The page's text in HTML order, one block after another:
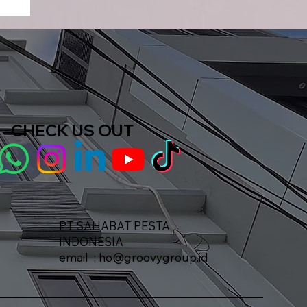
CHECK US OUT
PT SAHABAT PESTA
INDONESIA​
email :ho@groovygroup.id